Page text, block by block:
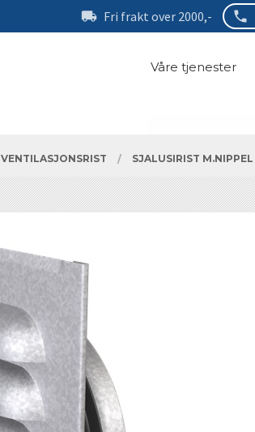
Fri frakt over 2000,-
Våre tjenester
VENTILASJONSRIST SJALUSIRIST M.NIPPEL